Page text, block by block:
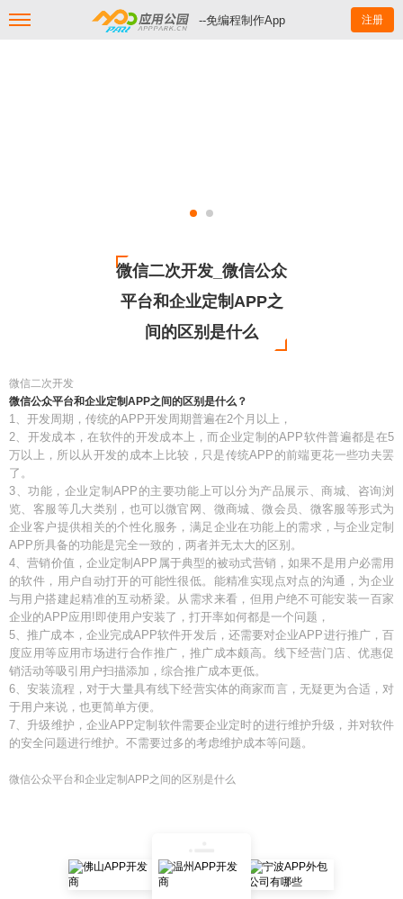
--免编程制作App 注册
微信二次开发_微信公众
平台和企业定制APP之
间的区别是什么
微信二次开发
微信公众平台和企业定制APP之间的区别是什么？
1、开发周期，传统的APP开发周期普遍在2个月以上，
2、开发成本，在软件的开发成本上，而企业定制的APP软件普遍都是在5
万以上，所以从开发的成本上比较，只是传统APP的前端更花一些功夫罢
了。
3、功能，企业定制APP的主要功能上可以分为产品展示、商城、咨询浏
览、客服等几大类别，也可以微官网、微商城、微会员、微客服等形式为
企业客户提供相关的个性化服务，满足企业在功能上的需求，与企业定制
APP所具备的功能是完全一致的，两者并无太大的区别。
4、营销价值，企业定制APP属于典型的被动式营销，如果不是用户必需用
的软件，用户自动打开的可能性很低。能精准实现点对点的沟通，为企业
与用户搭建起精准的互动桥梁。从需求来看，但用户绝不可能安装一百家
企业的APP应用!即使用户安装了，打开率如何都是一个问题，
5、推广成本，企业完成APP软件开发后，还需要对企业APP进行推广，百
度应用等应用市场进行合作推广，推广成本颇高。线下经营门店、优惠促
销活动等吸引用户扫描添加，综合推广成本更低。
6、安装流程，对于大量具有线下经营实体的商家而言，无疑更为合适，对
于用户来说，也更简单方便。
7、升级维护，企业APP定制软件需要企业定时的进行维护升级，并对软件
的安全问题进行维护。不需要过多的考虑维护成本等问题。
微信公众平台和企业定制APP之间的区别是什么